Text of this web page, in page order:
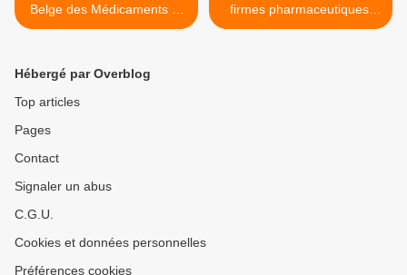
Belge des Médicaments et
sanctions disciplinaires pour
dynsfonctionnements!
firmes pharmaceutiques,
c'est possible! >
Hébergé par Overblog
Top articles
Pages
Contact
Signaler un abus
C.G.U.
Cookies et données personnelles
Préférences cookies